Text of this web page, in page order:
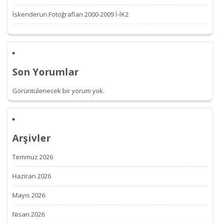
İskenderun Fotoğrafları 2000-2009 İ-İK2
Son Yorumlar
Görüntülenecek bir yorum yok.
Arşivler
Temmuz 2026
Haziran 2026
Mayıs 2026
Nisan 2026